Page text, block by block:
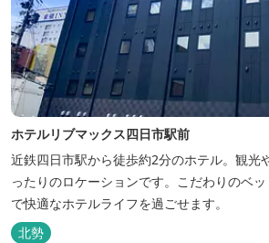
ホテルリブマックス四日市駅前
近鉄四日市駅から徒歩約2分のホテル。観光
ったりのロケーションです。こだわりのベ
で快適なホテルライフを過ごせます。
北勢